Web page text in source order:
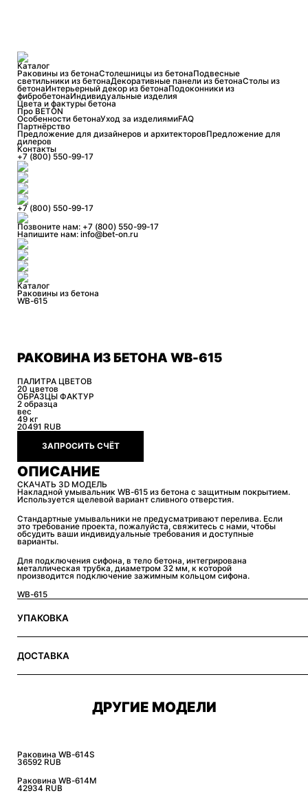
Каталог
Раковины из бетонаСтолешницы из бетонаПодвесные
светильники из бетонаДекоративные панели из бетонаСтолы из
бетонаИнтерьерный декор из бетонаПодоконники из
фибробетонаИндивидуальные изделия
Цвета и фактуры бетона
Про BETON
Особенности бетонаУход за изделиямиFAQ
Партнёрство
Предложение для дизайнеров и архитекторовПредложение для
дилеров
Контакты
+7 (800) 550-99-17
+7 (800) 550-99-17
Позвоните нам: +7 (800) 550-99-17
Напишите нам: info@bet-on.ru
Каталог
Раковины из бетона
WB-615
РАКОВИНА ИЗ БЕТОНА WB-615
ПАЛИТРА ЦВЕТОВ
20 цветов
ОБРАЗЦЫ ФАКТУР
2 образца
вес
49 кг
20491 RUB
ЗАПРОСИТЬ СЧЁТ
ОПИСАНИЕ
СКАЧАТЬ 3D МОДЕЛЬ
Накладной умывальник WB-615 из бетона с защитным покрытием.
Используется щелевой вариант сливного отверстия.
Стандартные умывальники не предусматривают перелива. Если
это требование проекта, пожалуйста, свяжитесь с нами, чтобы
обсудить ваши индивидуальные требования и доступные
варианты.
Для подключения сифона, в тело бетона, интегрирована
металлическая трубка, диаметром 32 мм, к которой
производится подключение зажимным кольцом сифона.
WB-615
УПАКОВКА
ДОСТАВКА
ДРУГИЕ МОДЕЛИ
Раковина WB-614S
36592 RUB
Раковина WB-614M
42934 RUB